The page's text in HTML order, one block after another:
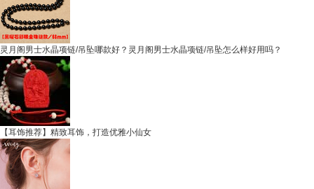
灵月阁男士水晶项链/吊坠哪款好？灵月阁男士水晶项链/吊坠怎么样好用吗？
【耳饰推荐】精致耳饰，打造优雅小仙女